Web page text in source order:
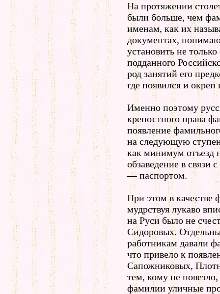
На протяжении
были больше, чем
именам, как их
документах,
установить не
подданного
род занятий его
где появился и окреп
Именно поэтому
крепостного права
появление
на следующую
как минимум отъезд
обзаведение в связи
— паспортом.
При этом в качестве
мудрствуя лукаво
на Руси было не
Сидоровых.
работникам давали
что привело к
Сапожниковых,
тем, кому не
фамилии уличные